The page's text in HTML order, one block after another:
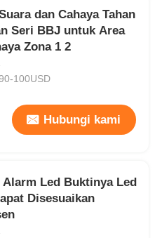
dan Cahaya Tahan
Seri BBJ untuk Area
Zona 1 2
100USD
Hubungi kami
Alarm Led Buktinya Led
Disesuaikan